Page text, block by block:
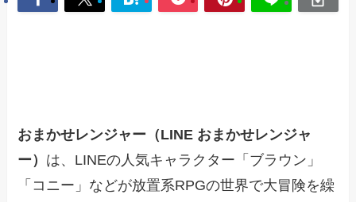
おまかせレンジャー（LINE おまかせレンジャ
ー） は、LINEの人気キャラクター「ブラウン」
「コニー」などが放置系RPGの世界で大冒険を繰